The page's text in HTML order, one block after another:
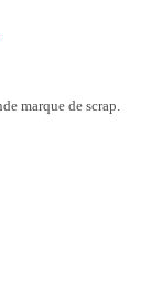
marque de scrap.